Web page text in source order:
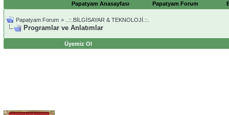
Papatyam Anasayfası Papatyam Forum
Papatyam Forum > ..::.BİLGİSAYAR & TEKNOLOJİ.::.
Programlar ve Anlatımlar
Üyemiz Ol